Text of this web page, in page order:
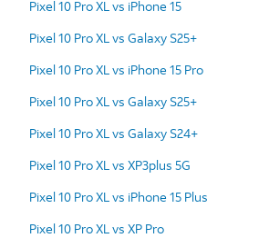
Pixel 10 Pro XL vs iPhone 15
Pixel 10 Pro XL vs Galaxy S25+
Pixel 10 Pro XL vs iPhone 15 Pro
Pixel 10 Pro XL vs Galaxy S25+
Pixel 10 Pro XL vs Galaxy S24+
Pixel 10 Pro XL vs XP3plus 5G
Pixel 10 Pro XL vs iPhone 15 Plus
Pixel 10 Pro XL vs XP Pro